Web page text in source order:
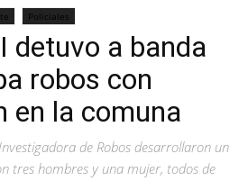
Policiales
detuvo a banda
robos con
en la comuna
de Robos desarrollaron un
tres hombres y una mujer, todos de